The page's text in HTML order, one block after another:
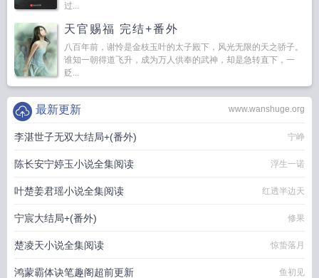
过...
天官赐福 完结+番外
八百年前，谢怜是金枝玉叶的太子殿下，风光无限的天之骄子。
谁知一朝得道飞升，成为万人供奉的武神，却是急转直下，一
贬...
www.wanshuge.org
最新更新
李湛世子无双大结局+(番外) 宁峥
陈长安宁婷玉小说全集阅读 浮生一诺
叶楚姜君瑶小说全集阅读 红透半边天
宁宸大结局+(番外) 修果
楚凌天小说全集阅读 惊蛰落月
鸿蒙霸体诀笔趣阁超前更新 鱼初见